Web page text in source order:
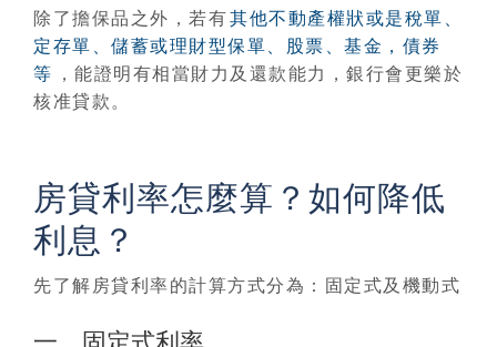
除了擔保品之外，若有其他不動產權狀或是稅單、
定存單、儲蓄或理財型保單、股票、基金，債券
等 ，能證明有相當財力及還款能力，銀行會更樂於
核准貸款。
房貸利率怎麼算？如何降低
利息？
先了解房貸利率的計算方式分為：固定式及機動式
一、固定式利率